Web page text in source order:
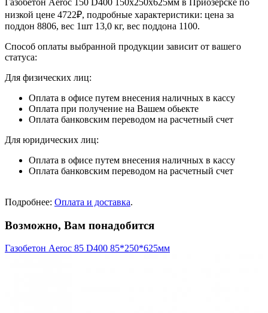
низкой цене 4722₽, подробные характеристики: цена за
поддон 8806, вес 1шт 13,0 кг, вес поддона 1100.
Способ оплаты выбранной продукции зависит от вашего
статуса:
Для физических лиц:
Оплата в офисе путем внесения наличных в кассу
Оплата при получение на Вашем обьекте
Оплата банковским переводом на расчетный счет
Для юридических лиц:
Оплата в офисе путем внесения наличных в кассу
Оплата банковским переводом на расчетный счет
Подробнее: Оплата и доставка.
Возможно, Вам понадобится
Газобетон Aeroc 85 D400 85*250*625мм